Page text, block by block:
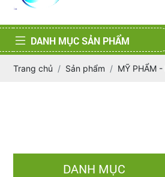
DANH MỤC SẢN PHẨM
Trang chủ Sản phẩm MỸ PHẨM
DANH MỤC